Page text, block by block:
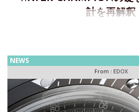
計を再解釈
「デルフィン オリジナル 1961 限定
CHAMPIONの礎を築いた防水時計を
NEWS
From : EDOX